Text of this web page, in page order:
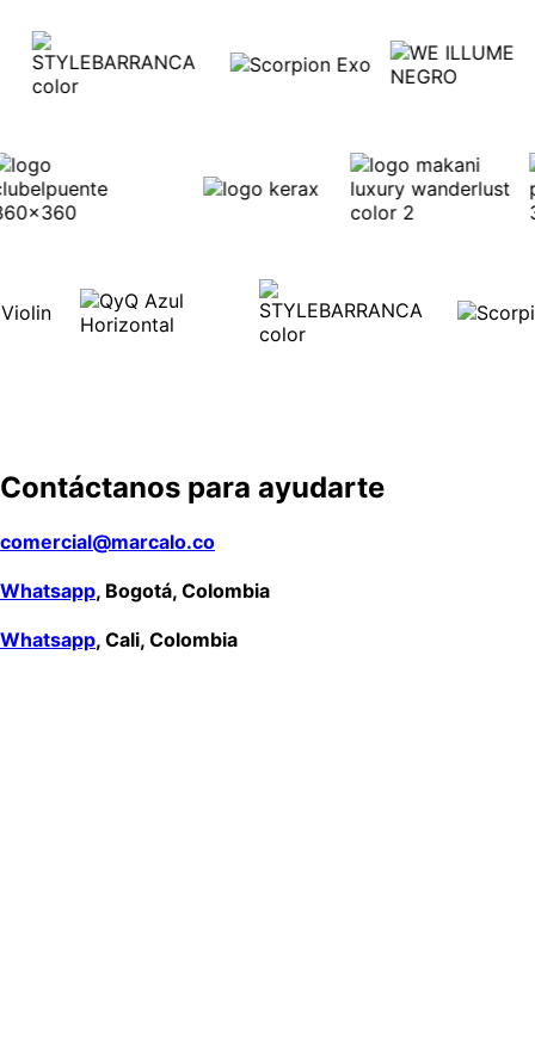
Contáctanos para ayudarte
comercial@marcalo.co
Whatsapp, Bogotá, Colombia
Whatsapp, Cali, Colombia